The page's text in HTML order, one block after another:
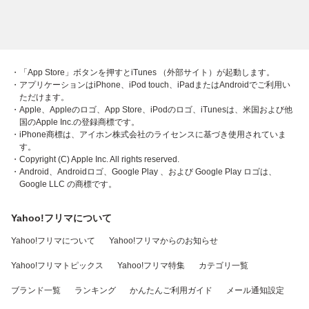
・「App Store」ボタンを押すとiTunes （外部サイト）が起動します。
・アプリケーションはiPhone、iPod touch、iPadまたはAndroidでご利用い
ただけます。
・Apple、Appleのロゴ、App Store、iPodのロゴ、iTunesは、米国および他
国のApple Inc.の登録商標です。
・iPhone商標は、アイホン株式会社のライセンスに基づき使用されていま
す。
・Copyright (C) Apple Inc. All rights reserved.
・Android、Androidロゴ、Google Play 、および Google Play ロゴは、
Google LLC の商標です。
Yahoo!フリマについて
Yahoo!フリマについて Yahoo!フリマからのお知らせ
Yahoo!フリマトピックス Yahoo!フリマ特集 カテゴリ一覧
ブランド一覧 ランキング かんたんご利用ガイド メール通知設定